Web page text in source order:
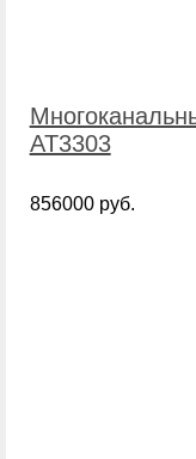
AT3303
856000 руб.